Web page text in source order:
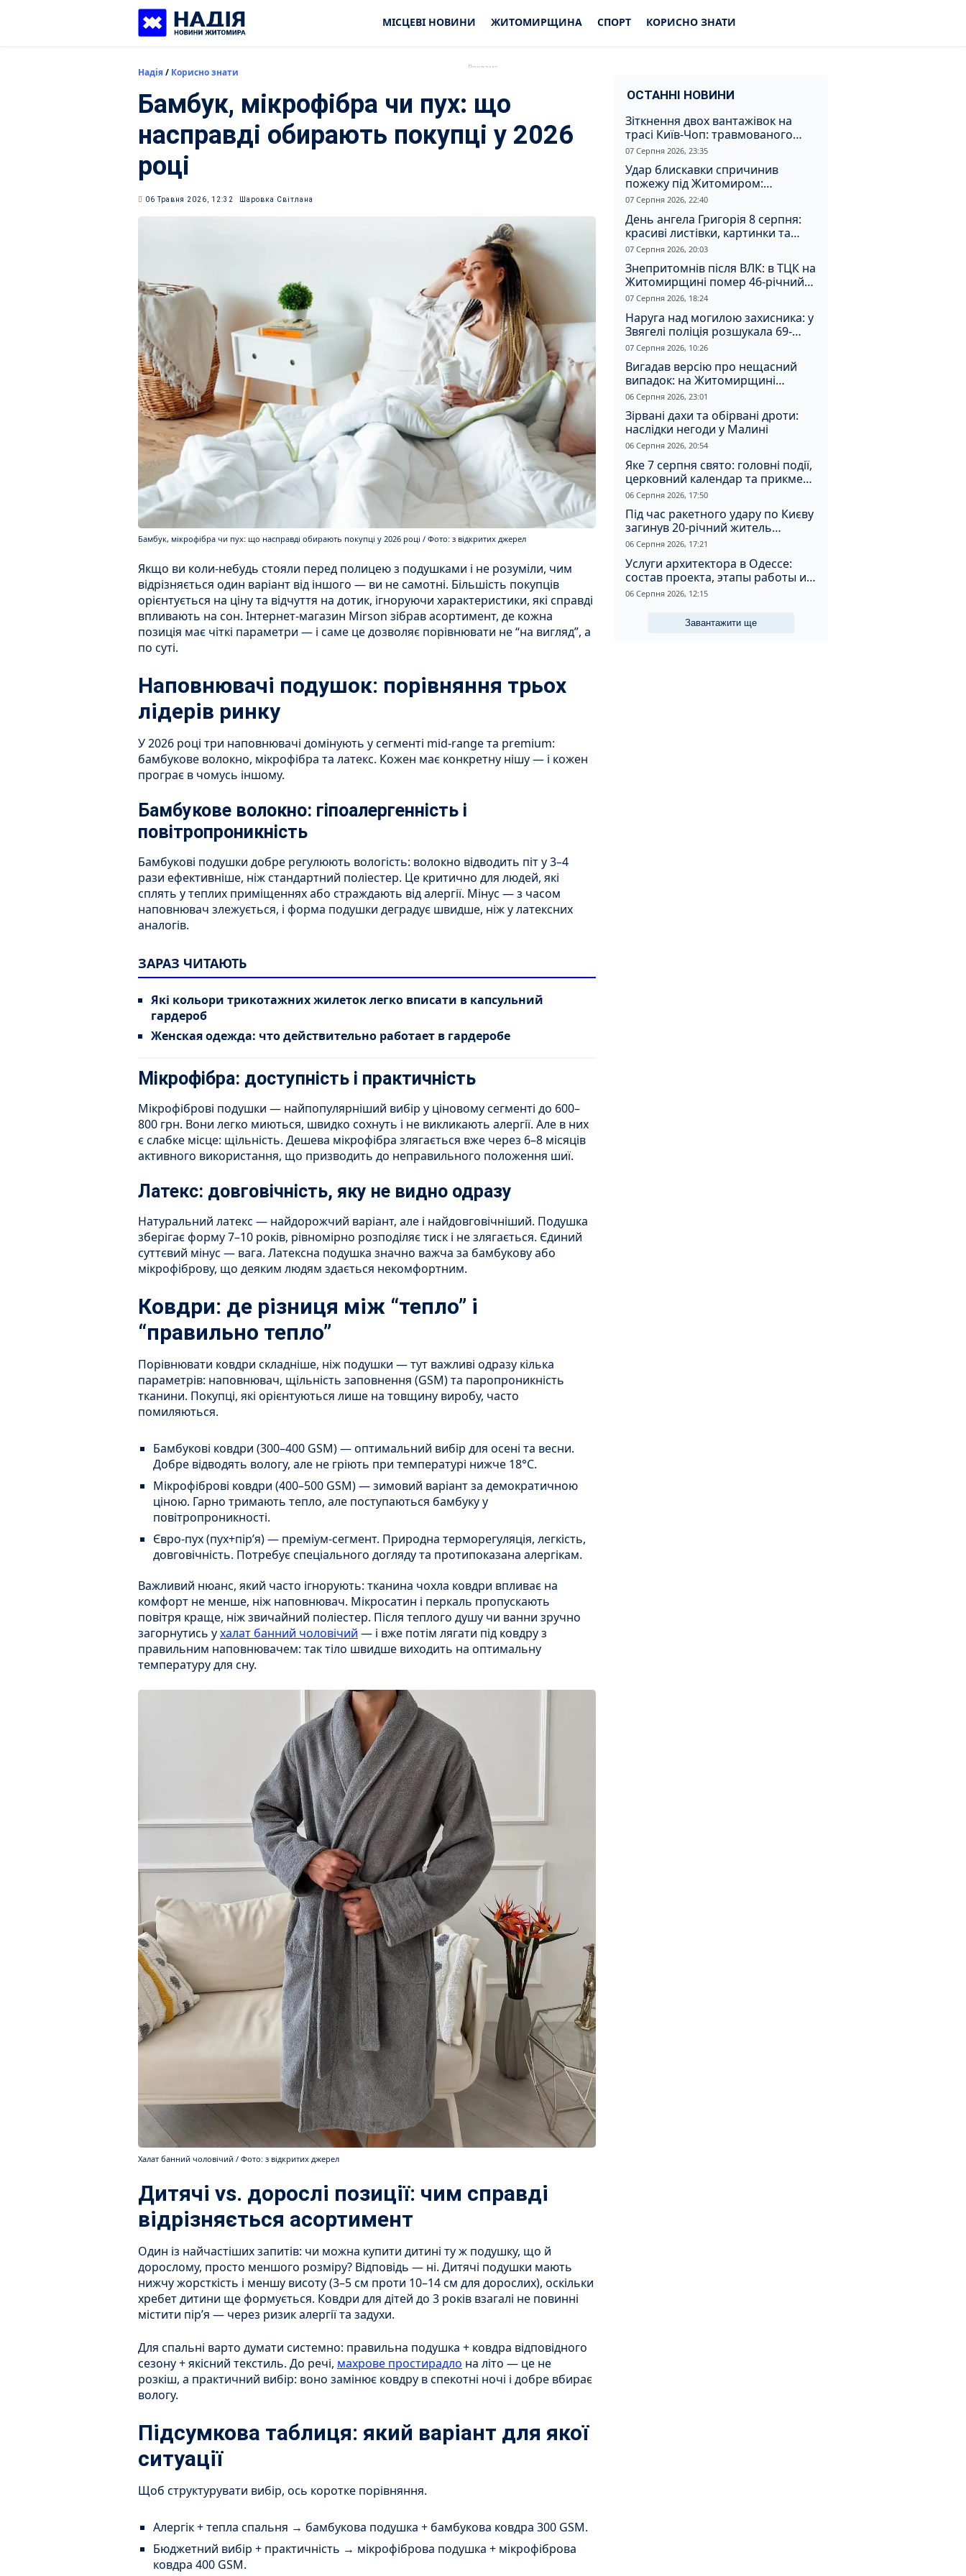
МІСЦЕВІ НОВИНИ ЖИТОМИРЩИНА СПОРТ КОРИСНО ЗНАТИ
Надія/ Корисно знати
Бамбук, мікрофібра чи пух: що
насправді обирають покупці у 2026
році
06 Травня 2026, 12:32 Шаровка Світлана
Бамбук, мікрофібра чи пух: що насправді обирають покупці у 2026 році / Фото: з відкритих джерел
Якщо ви коли-небудь стояли перед полицею з подушками і не розуміли, чим
відрізняється один варіант від іншого — ви не самотні. Більшість покупців
орієнтується на ціну та відчуття на дотик, ігноруючи характеристики, які справді
впливають на сон. Інтернет-магазин Mirson зібрав асортимент, де кожна
позиція має чіткі параметри — і саме це дозволяє порівнювати не “на вигляд”, а
по суті.
Наповнювачі подушок: порівняння трьох
лідерів ринку
У 2026 році три наповнювачі домінують у сегменті mid-range та premium:
бамбукове волокно, мікрофібра та латекс. Кожен має конкретну нішу — і кожен
програє в чомусь іншому.
Бамбукове волокно: гіпоалергенність і
повітропроникність
Бамбукові подушки добре регулюють вологість: волокно відводить піт у 3–4
рази ефективніше, ніж стандартний поліестер. Це критично для людей, які
сплять у теплих приміщеннях або страждають від алергії. Мінус — з часом
наповнювач злежується, і форма подушки деградує швидше, ніж у латексних
аналогів.
ЗАРАЗ ЧИТАЮТЬ
Які кольори трикотажних жилеток легко вписати в капсульний
гардероб
Женская одежда: что действительно работает в гардеробе
Мікрофібра: доступність і практичність
Мікрофіброві подушки — найпопулярніший вибір у ціновому сегменті до 600–
800 грн. Вони легко миються, швидко сохнуть і не викликають алергії. Але в них
є слабке місце: щільність. Дешева мікрофібра злягається вже через 6–8 місяців
активного використання, що призводить до неправильного положення шиї.
Латекс: довговічність, яку не видно одразу
Натуральний латекс — найдорожчий варіант, але і найдовговічніший. Подушка
зберігає форму 7–10 років, рівномірно розподіляє тиск і не злягається. Єдиний
суттєвий мінус — вага. Латексна подушка значно важча за бамбукову або
мікрофіброву, що деяким людям здається некомфортним.
Ковдри: де різниця між “тепло” і
“правильно тепло”
Порівнювати ковдри складніше, ніж подушки — тут важливі одразу кілька
параметрів: наповнювач, щільність заповнення (GSM) та паропроникність
тканини. Покупці, які орієнтуються лише на товщину виробу, часто
помиляються.
Бамбукові ковдри (300–400 GSM) — оптимальний вибір для осені та весни.
Добре відводять вологу, але не гріють при температурі нижче 18°C.
Мікрофіброві ковдри (400–500 GSM) — зимовий варіант за демократичною
ціною. Гарно тримають тепло, але поступаються бамбуку у
повітропроникності.
Євро-пух (пух+пір’я) — преміум-сегмент. Природна терморегуляція, легкість,
довговічність. Потребує спеціального догляду та протипоказана алергікам.
Важливий нюанс, який часто ігнорують: тканина чохла ковдри впливає на
комфорт не менше, ніж наповнювач. Мікросатин і перкаль пропускають
повітря краще, ніж звичайний поліестер. Після теплого душу чи ванни зручно
загорнутись ухалат банний чоловічий — і вже потім лягати під ковдру з
правильним наповнювачем: так тіло швидше виходить на оптимальну
температуру для сну.
Халат банний чоловічий / Фото: з відкритих джерел
Дитячі vs. дорослі позиції: чим справді
відрізняється асортимент
Один із найчастіших запитів: чи можна купити дитині ту ж подушку, що й
дорослому, просто меншого розміру? Відповідь — ні. Дитячі подушки мають
нижчу жорсткість і меншу висоту (3–5 см проти 10–14 см для дорослих), оскільки
хребет дитини ще формується. Ковдри для дітей до 3 років взагалі не повинні
містити пір’я — через ризик алергії та задухи.
Для спальні варто думати системно: правильна подушка + ковдра відповідного
сезону + якісний текстиль. До речі, махрове простирадло на літо — це не
розкіш, а практичний вибір: воно замінює ковдру в спекотні ночі і добре вбирає
вологу.
Підсумкова таблиця: який варіант для якої
ситуації
Щоб структурувати вибір, ось коротке порівняння.
Алергік + тепла спальня → бамбукова подушка + бамбукова ковдра 300 GSM.
Бюджетний вибір + практичність → мікрофіброва подушка + мікрофіброва
ковдра 400 GSM.
ОСТАННІ НОВИНИ
Зіткнення двох вантажівок на
трасі Київ-Чоп: травмованого
водія забрали до лікарні
07 Серпня 2026, 23:35
Удар блискавки спричинив
пожежу під Житомиром:
рятувальники витягли з вогню
07 Серпня 2026, 22:40
День ангела Григорія 8 серпня:
красиві листівки, картинки та
душевні привітання
07 Серпня 2026, 20:03
Знепритомнів після ВЛК: в ТЦК на
Житомирщині помер 46-річний
чоловік
07 Серпня 2026, 18:24
Наруга над могилою захисника: у
Звягелі поліція розшукала 69-
річного зловмисника
07 Серпня 2026, 10:26
Вигадав версію про нещасний
випадок: на Житомирщині
судитимуть чоловіка за вбивство
співмешканки
06 Серпня 2026, 23:01
Зірвані дахи та обірвані дроти:
наслідки негоди у Малині
06 Серпня 2026, 20:54
Яке 7 серпня свято: головні події,
церковний календар та прикмети
дня
06 Серпня 2026, 17:50
Під час ракетного удару по Києву
загинув 20-річний житель
Житомирщини
06 Серпня 2026, 17:21
Услуги архитектора в Одессе:
состав проекта, этапы работы и
стоимость
06 Серпня 2026, 12:15
Завантажити ще